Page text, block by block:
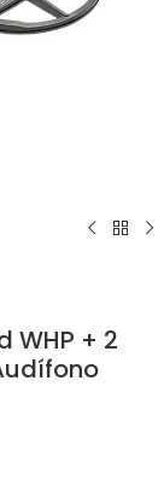
WHP + 2